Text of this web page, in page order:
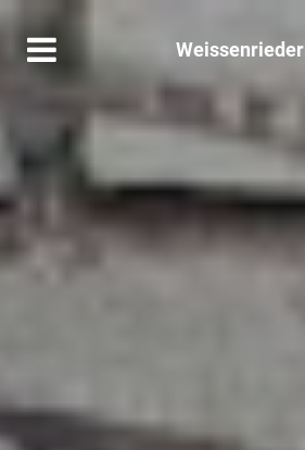
Weissenrieder